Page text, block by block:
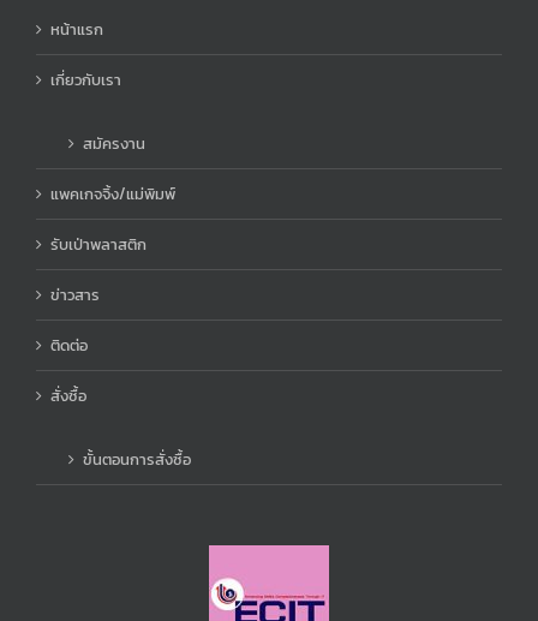
หน้าแรก
เกี่ยวกับเรา
สมัครงาน
แพคเกจจิ้ง/แม่พิมพ์
รับเป่าพลาสติก
ข่าวสาร
ติดต่อ
สั่งซื้อ
ขั้นตอนการสั่งซื้อ